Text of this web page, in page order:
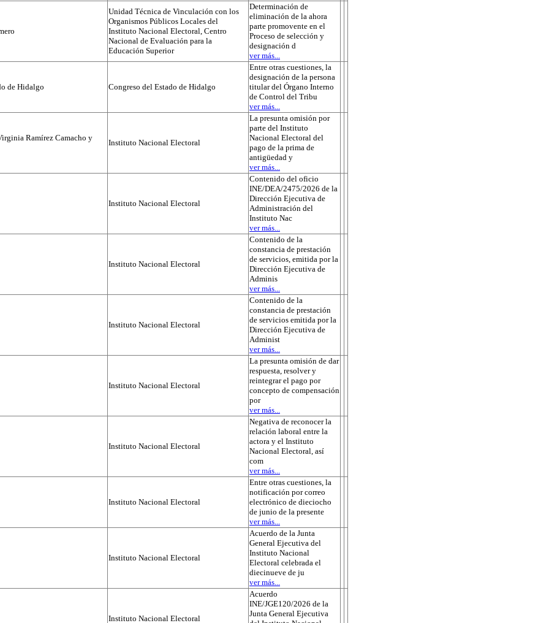
Unidad Técnica de Vinculación con los
Organismos Públicos Locales del
Instituto Nacional Electoral, Centro
Nacional de Evaluación para la
Educación Superior
Determinación de
eliminación de la ahora
parte promovente en el
Proceso de selección y
designación d
ver más...
de Hidalgo Congreso del Estado de Hidalgo
Entre otras cuestiones, la
designación de la persona
titular del Órgano Interno
de Control del Tribu
ver más...
Ramírez Camacho y
Instituto Nacional Electoral
La presunta omisión por
parte del Instituto
Nacional Electoral del
pago de la prima de
antigüedad y
ver más...
Instituto Nacional Electoral
Contenido del oficio
INE/DEA/2475/2026 de la
Dirección Ejecutiva de
Administración del
Instituto Nac
ver más...
Instituto Nacional Electoral
Contenido de la
constancia de prestación
de servicios, emitida por la
Dirección Ejecutiva de
Adminis
ver más...
Instituto Nacional Electoral
Contenido de la
constancia de prestación
de servicios emitida por la
Dirección Ejecutiva de
Administ
ver más...
Instituto Nacional Electoral
La presunta omisión de dar
respuesta, resolver y
reintegrar el pago por
concepto de compensación
por
ver más...
Instituto Nacional Electoral
Negativa de reconocer la
relación laboral entre la
actora y el Instituto
Nacional Electoral, así
com
ver más...
Instituto Nacional Electoral
Entre otras cuestiones, la
notificación por correo
electrónico de dieciocho
de junio de la presente
ver más...
Instituto Nacional Electoral
Acuerdo de la Junta
General Ejecutiva del
Instituto Nacional
Electoral celebrada el
diecinueve de ju
ver más...
Instituto Nacional Electoral
Acuerdo
INE/JGE120/2026 de la
Junta General Ejecutiva